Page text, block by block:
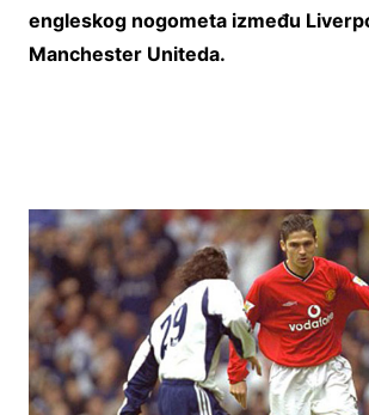
engleskog nogometa između
Manchester Uniteda.